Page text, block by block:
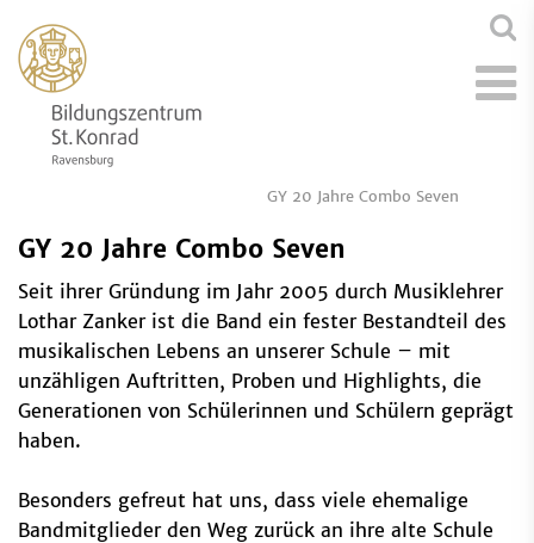
GY 20 Jahre Combo Seven
GY 20 Jahre Combo Seven
Seit ihrer Gründung im Jahr 2005 durch Musiklehrer
Lothar Zanker ist die Band ein fester Bestandteil des
musikalischen Lebens an unserer Schule – mit
unzähligen Auftritten, Proben und Highlights, die
Generationen von Schülerinnen und Schülern geprägt
haben.
Besonders gefreut hat uns, dass viele ehemalige
Bandmitglieder den Weg zurück an ihre alte Schule